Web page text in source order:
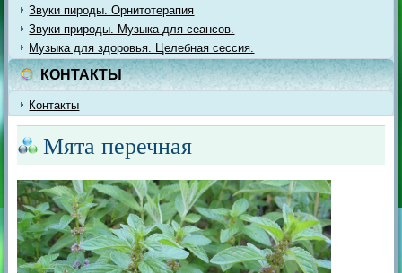
Звуки пироды. Орнитотерапия
Звуки природы. Музыка для сеансов.
Музыка для здоровья. Целебная сессия.
КОНТАКТЫ
Контакты
Мята перечная